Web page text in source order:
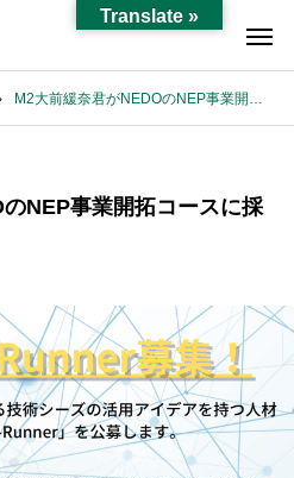
M2大前緩奈君がNEDOのNEP事業開拓コースに採用されました！
NEP事業開拓コースに採
Translate »